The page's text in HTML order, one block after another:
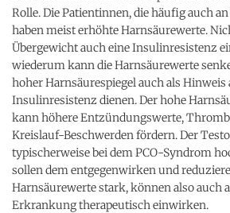
Rolle. Die Patientinnen, die häufig auch
haben meist erhöhte Harnsäurewerte.
Übergewicht auch eine Insulinresistenz
wiederum kann die Harnsäurewerte
hoher Harnsäurespiegel auch als
Insulinresistenz dienen. Der hohe
kann höhere Entzündungswerte,
Kreislauf-Beschwerden fördern. Der
typischerweise bei dem PCO-Syndrom
sollen dem entgegenwirken und
Harnsäurewerte stark, können also auch
Erkrankung therapeutisch einwirken.